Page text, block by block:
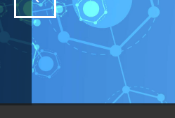
Пищевая химия для
Стандарт-титры
Техническая химия
КОНТАКТЫ